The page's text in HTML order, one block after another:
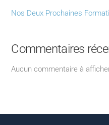
Nos Deux Prochaines
Commentaires
Aucun commentaire à